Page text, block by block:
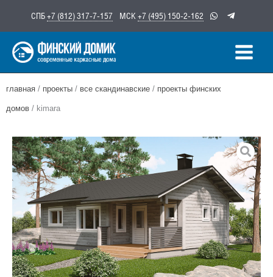
содержимому
СПБ+7 (812) 317-7-157 МСК +7 (495) 150-2-162
главная / проекты / все скандинавские / проекты финских
домов / kimara